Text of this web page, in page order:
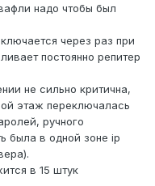
надо чтобы был
через раз при
постоянно репитер
не сильно критична,
этаж переключалась
ручного
была в одной зоне ip
в 15 штук